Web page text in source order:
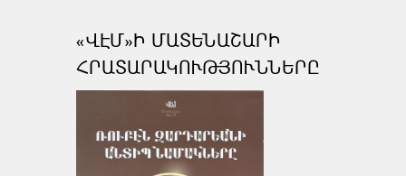
«ՎԷՄ»Ի ՄԱՏԵՆԱՇԱՐԻ
ՀՐԱՏԱՐԱԿՈՒԹՅՈՒՆՆԵՐԸ